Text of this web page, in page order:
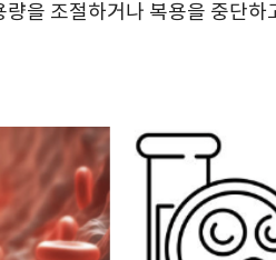
을 조절하거나 복용을 중단하